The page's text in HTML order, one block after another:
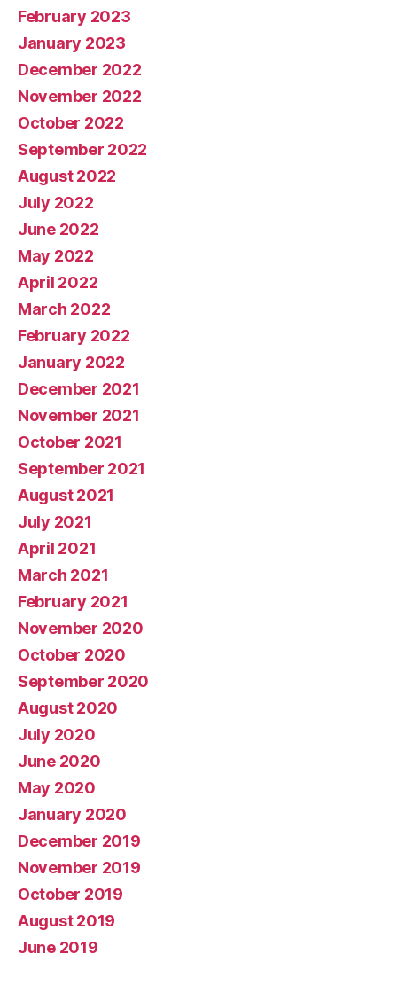
February 2023
January 2023
December 2022
November 2022
October 2022
September 2022
August 2022
July 2022
June 2022
May 2022
April 2022
March 2022
February 2022
January 2022
December 2021
November 2021
October 2021
September 2021
August 2021
July 2021
April 2021
March 2021
February 2021
November 2020
October 2020
September 2020
August 2020
July 2020
June 2020
May 2020
January 2020
December 2019
November 2019
October 2019
August 2019
June 2019